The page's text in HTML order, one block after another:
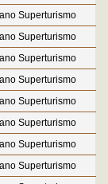
Superturismo
Superturismo
Superturismo
Superturismo
Superturismo
Superturismo
Superturismo
Superturismo